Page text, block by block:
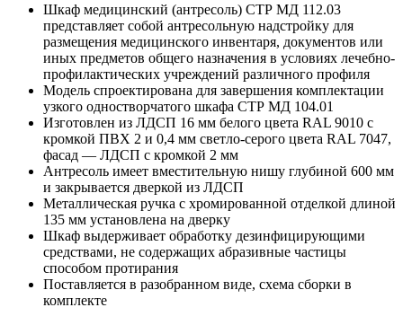
Шкаф медицинский (антресоль) СТР МД 112.03
представляет собой антресольную надстройку для
размещения медицинского инвентаря, документов или
иных предметов общего назначения в условиях лечебно-
профилактических учреждений различного профиля
Модель спроектирована для завершения комплектации
узкого одностворчатого шкафа СТР МД 104.01
Изготовлен из ЛДСП 16 мм белого цвета RAL 9010 с
кромкой ПВХ 2 и 0,4 мм светло-серого цвета RAL 7047,
фасад — ЛДСП с кромкой 2 мм
Антресоль имеет вместительную нишу глубиной 600 мм
и закрывается дверкой из ЛДСП
Металлическая ручка с хромированной отделкой длиной
135 мм установлена на дверку
Шкаф выдерживает обработку дезинфицирующими
средствами, не содержащих абразивные частицы
способом протирания
Поставляется в разобранном виде, схема сборки в
комплекте